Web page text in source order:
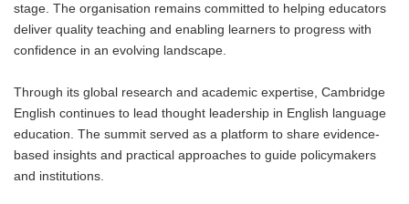
stage. The organisation remains committed to helping educators
deliver quality teaching and enabling learners to progress with
confidence in an evolving landscape.
Through its global research and academic expertise, Cambridge
English continues to lead thought leadership in English language
education. The summit served as a platform to share evidence-
based insights and practical approaches to guide policymakers
and institutions.